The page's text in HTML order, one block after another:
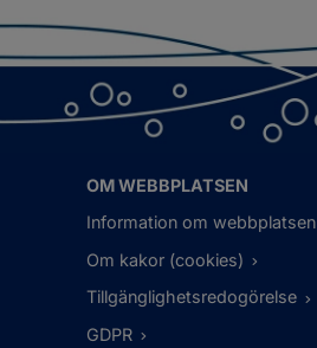
OM WEBBPLATSEN
Information om webbplatsen
Om kakor (cookies)
Tillgänglighetsredogörelse
GDPR